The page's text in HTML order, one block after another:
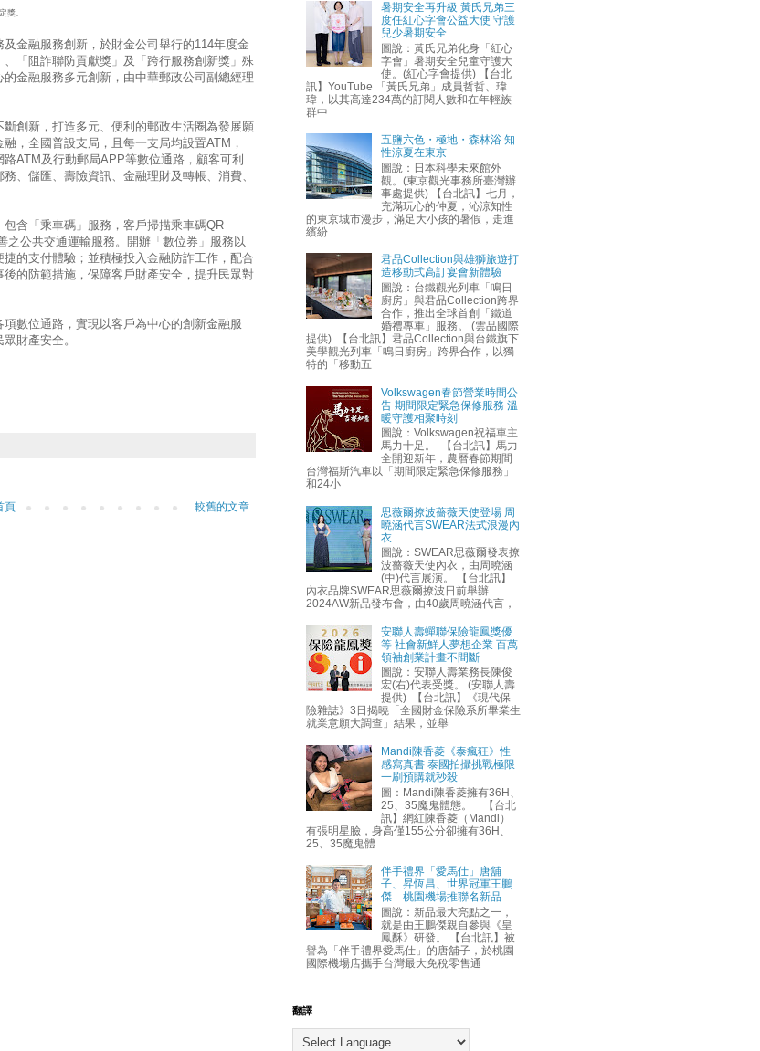
獎。
金融服務創新，於財金公司舉行的114年度金
「阻詐聯防貢獻獎」及「跨行服務創新獎」殊
金融服務多元創新，由中華郵政公司副總經理
創新，打造多元、便利的郵政生活圈為發展願
，全國普設支局，且每一支局均設置ATM，
ATM及行動郵局APP等數位通路，顧客可利
、儲匯、壽險資訊、金融理財及轉帳、消費、
含「乘車碼」服務，客戶掃描乘車碼QR
之公共交通運輸服務。開辦「數位券」服務以
的支付體驗；並積極投入金融防詐工作，配合
的防範措施，保障客戶財產安全，提升民眾對
數位通路，實現以客戶為中心的創新金融服
眾財產安全。
較舊的文章
頁
暑期安全再升級 黃氏兄弟三
度任紅心字會公益大使 守護
兒少暑期安全
圖說：黃氏兄弟化身「紅心
字會」暑期安全兒童守護大
使。(紅心字會提供) 【台北
訊】YouTube 「黃氏兄弟」成員哲哲、瑋
瑋，以其高達234萬的訂閱人數和在年輕族
群中
五鹽六色・極地・森林浴 知
性涼夏在東京
圖說：日本科學未來館外
觀。(東京觀光事務所臺灣辦
事處提供) 【台北訊】七月，
充滿玩心的仲夏，沁涼知性
的東京城市漫步，滿足大小孩的暑假，走進
繽紛
君品Collection與雄獅旅遊打
造移動式高訂宴會新體驗
圖說：台鐵觀光列車「鳴日
廚房」與君品Collection跨界
合作，推出全球首創「鐵道
婚禮專車」服務。 (雲品國際
提供) 【台北訊】君品Collection與台鐵旗下
美學觀光列車「鳴日廚房」跨界合作，以獨
特的「移動五
Volkswagen春節營業時間公
告 期間限定緊急保修服務 溫
暖守護相聚時刻
圖說：Volkswagen祝福車主
馬力十足。 【台北訊】馬力
全開迎新年，農曆春節期間
台灣福斯汽車以「期間限定緊急保修服務」
和24小
思薇爾撩波薔薇天使登場 周
曉涵代言SWEAR法式浪漫內
衣
圖說：SWEAR思薇爾發表撩
波薔薇天使內衣，由周曉涵
(中)代言展演。 【台北訊】
內衣品牌SWEAR思薇爾撩波日前舉辦
2024AW新品發布會，由40歲周曉涵代言，
安聯人壽蟬聯保險龍鳳獎優
等 社會新鮮人夢想企業 百萬
領袖創業計畫不間斷
圖說：安聯人壽業務長陳俊
宏(右)代表受獎。 (安聯人壽
提供) 【台北訊】《現代保
險雜誌》3日揭曉「全國財金保險系所畢業生
就業意願大調查」結果，並舉
Mandi陳香菱《泰瘋狂》性
感寫真書 泰國拍攝挑戰極限
一刷預購就秒殺
圖：Mandi陳香菱擁有36H、
25、35魔鬼體態。 【台北
訊】網紅陳香菱（Mandi）
有張明星臉，身高僅155公分卻擁有36H、
25、35魔鬼體
伴手禮界「愛馬仕」唐舖
子、昇恆昌、世界冠軍王鵬
傑 桃園機場推聯名新品
圖說：新品最大亮點之一，
就是由王鵬傑親自參與《皇
鳳酥》研發。 【台北訊】被
譽為「伴手禮界愛馬仕」的唐舖子，於桃園
國際機場店攜手台灣最大免稅零售通
翻譯